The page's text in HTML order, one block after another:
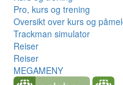
Pro, kurs og trening
Oversikt over kurs og
Trackman simulator
Reiser
Reiser
MEGAMENY